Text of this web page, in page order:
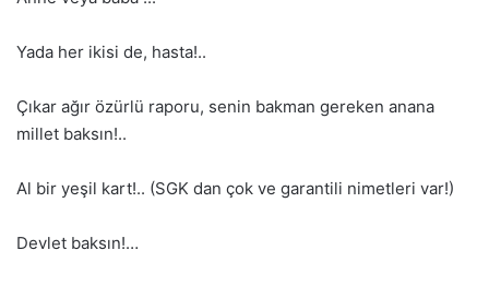
Yada her ikisi de, hasta!..
Çıkar ağır özürlü raporu, senin bakman gereken anana
millet baksın!..
Al bir yeşil kart!.. (SGK dan çok ve garantili nimetleri var!)
Devlet baksın!…